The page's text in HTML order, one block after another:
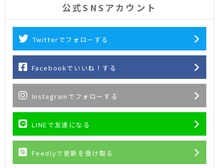
公式SNSアカウント
Twitterでフォローする
Facebookでいいね！する
Instagramでフォローする
LINEで友達になる
Feedlyで更新を受け取る